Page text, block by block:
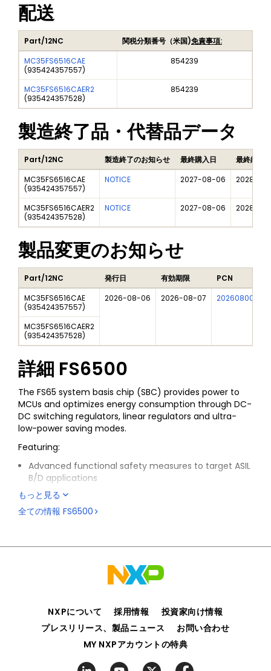
配送
Part/12NC 関税分類番号（米国)免責事項:
MC35FS6516CAE
(935424357557)
854239
MC35FS6516CAER2
(935424357528)
854239
製造終了品・代替品データ
Part/12NC 製造終了のお知らせ 最終購入日
最終納品
MC35FS6516CAE
(935424357557)
NOTICE 2027-08-06 2028-
MC35FS6516CAER2
(935424357528)
NOTICE 2027-08-06 2028-
製品変更のお知らせ
Part/12NC 発行日 有効期限
PCN
MC35FS6516CAE
(935424357557)
2026-08-06 2026-08-07 202608007DN
MC35FS6516CAER2
(935424357528)
詳細 FS6500
The FS65 system basis chip (SBC) provides power to
MCUs and optimizes energy consumption through DC-
DC switching regulators, linear regulators and ultra-
low-power saving modes.
Featuring:
Advanced functional safety measures to target ASIL
B/D applications
A serial peripheral interface (SPI) to allow control
and diagnostics with the MCU
2 standards along with the latest automotive OEM
A range of integrated safety features such as
monitoring of critical analog parameters, a fail-safe
software complexity with dual-core lock-step MCUs
High-temperature capability up to TA = 150 °C and
TJ = 175 °C, compliant with AEC-Q100 Grade 0
automotive qualification
もっと見る
全ての情報 FS6500
NXPについて 採用情報
投資家向け情報
プレスリリース、製品ニュース
お問い合わせ
MY NXPアカウントの特典